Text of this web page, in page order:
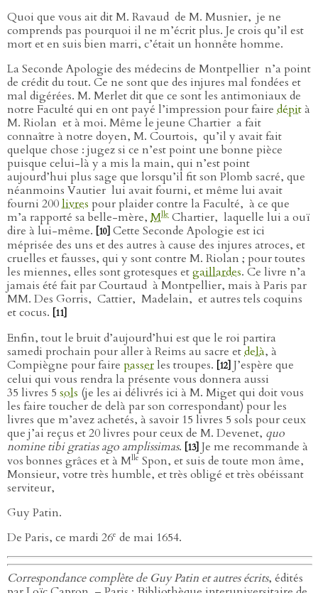
Quoi que vous ait dit M. Ravaud de M. Musnier, je ne
comprends pas pourquoi il ne m’écrit plus. Je crois qu’il est
mort et en suis bien marri, c’était un honnête homme.
La Seconde Apologie des médecins de Montpellier n’a point
de crédit du tout. Ce ne sont que des injures mal fondées et
mal digérées. M. Merlet dit que ce sont les antimoniaux de
notre Faculté qui en ont payé l’impression pour faire dépità
M. Riolan et à moi. Même le jeune Chartier a fait
connaître à notre doyen, M. Courtois, qu’il y avait fait
quelque chose : jugez si ce n’est point une bonne pièce
puisque celui-là y a mis la main, qui n’est point
aujourd’hui plus sage que lorsqu’il fit son Plomb sacré, que
néanmoins Vautier lui avait fourni, et même lui avait
fourni 200livres pour plaider contre la Faculté, à ce que
m’a rapporté sa belle-mère, Mlle Chartier, laquelle lui a ouï
dire à lui-même.
[10] Cette Seconde Apologie est ici
méprisée des uns et des autres à cause des injures atroces, et
cruelles et fausses, qui y sont contre M. Riolan ; pour toutes
les miennes, elles sont grotesques etgaillardes. Ce livre n’a
jamais été fait par Courtaud à Montpellier, mais à Paris par
MM. Des Gorris, Cattier, Madelain, et autres tels coquins
et cocus.
[11]
Enfin, tout le bruit d’aujourd’hui est que le roi partira
samedi prochain pour aller à Reims au sacre etdelà, à
Compiègne pour faire passerles troupes. [12] J’espère que
celui qui vous rendra la présente vous donnera aussi
35 livres 5 sols (je les ai délivrés ici à M. Miget qui doit vous
les faire toucher de delà par son correspondant) pour les
livres que m’avez achetés, à savoir 15 livres 5 sols pour ceux
que j’ai reçus et 20 livres pour ceux de M. Devenet, quo
nomine tibi gratias ago amplissimas. [13] Je me recommande à
vos bonnes grâces et à Mlle Spon, et suis de toute mon âme,
Monsieur, votre très humble, et très obligé et très obéissant
serviteur,
Guy Patin.
De Paris, ce mardi 26e de mai 1654.
Correspondance complète de Guy Patin et autres écrits, édités